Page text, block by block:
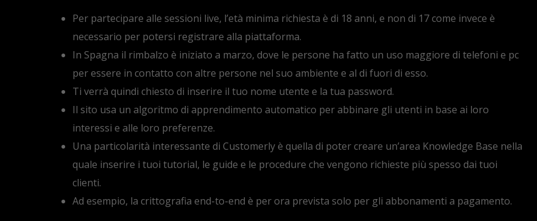
Per partecipare alle sessioni live, l’età minima richiesta è di 18 anni, e non di 17 come invece è
necessario per potersi registrare alla piattaforma.
In Spagna il rimbalzo è iniziato a marzo, dove le persone ha fatto un uso maggiore di telefoni e pc
per essere in contatto con altre persone nel suo ambiente e al di fuori di esso.
Ti verrà quindi chiesto di inserire il tuo nome utente e la tua password.
Il sito usa un algoritmo di apprendimento automatico per abbinare gli utenti in base ai loro
interessi e alle loro preferenze.
Una particolarità interessante di Customerly è quella di poter creare un’area Knowledge Base nella
quale inserire i tuoi tutorial, le guide e le procedure che vengono richieste più spesso dai tuoi
clienti.
Ad esempio, la crittografia end-to-end è per ora prevista solo per gli abbonamenti a pagamento.